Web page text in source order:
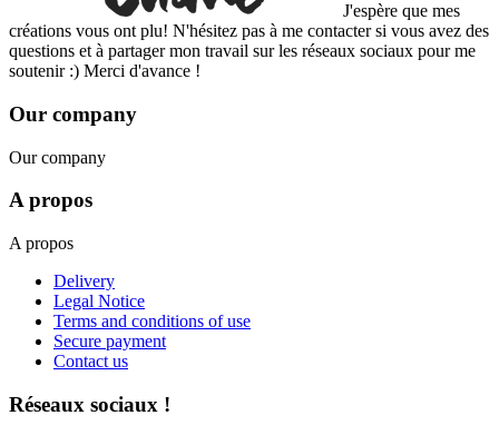
J'espère que mes
créations vous ont plu! N'hésitez pas à me contacter si vous avez des
questions et à partager mon travail sur les réseaux sociaux pour me
soutenir :) Merci d'avance !
Our company
Our company
A propos
A propos
Delivery
Legal Notice
Terms and conditions of use
Secure payment
Contact us
Réseaux sociaux !